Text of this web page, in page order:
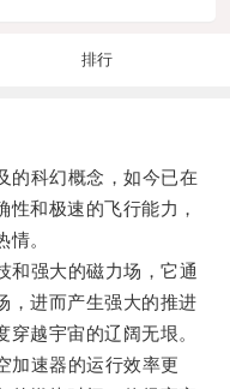
排行
科幻概念，如今已在
和极速的飞行能力，
。
强大的磁力场，它通
，进而产生强大的推进
越宇宙的辽阔无垠。
速器的运行效率更